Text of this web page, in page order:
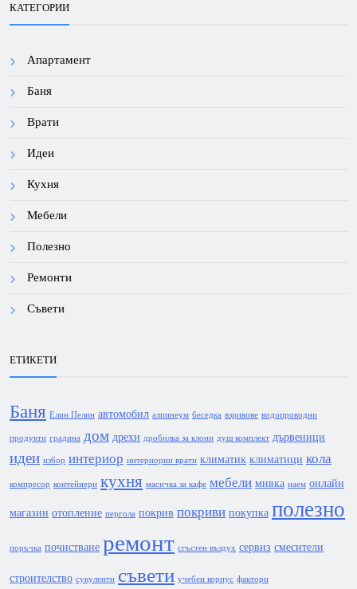
КАТЕГОРИИ
Апартамент
Баня
Врати
Идеи
Кухня
Мебели
Полезно
Ремонти
Съвети
ЕТИКЕТИ
Баня Елин Пелин автомобил алпинеум беседка взривове водопроводни
продукти градина дом дрехи дробилка за клони душ комплект дървеници
идеи избор интериор интериорни врати климатик климатици кола
компресор контейнери кухня масичка за кафе мебели мивка наем онлайн
магазин отопление пергола покрив покриви покупка полезно
поръчка почистване ремонт сгъстен въздух сервиз смесители
строителство сукуленти съвети учебен корпус фактори